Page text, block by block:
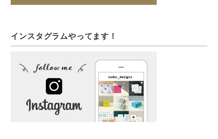
インスタグラムやってます！